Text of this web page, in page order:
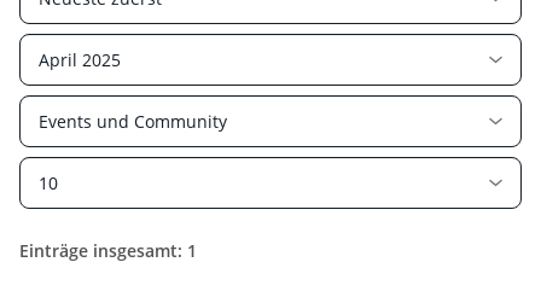
Einträge insgesamt: 1